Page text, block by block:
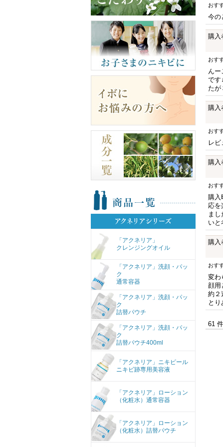
「アクネリア」
クレンジングオイル
「アクネリア」洗顔・パッ
ク
通常容器
「アクネリア」洗顔・パッ
ク
詰替パウチ
「アクネリア」洗顔・パッ
ク
詰替パウチ400ml
「アクネリア」ニキピール
ニキビ跡専用美容液
「アクネリア」ローション
（化粧水）通常容器
「アクネリア」ローション
（化粧水）詰替パウチ
おす
今の
購入
おす
んー
です
たが
購入
おす
レ
購入
おす
購入
応を
ま
いと
購入
おす
変
顔用
約２
と
61